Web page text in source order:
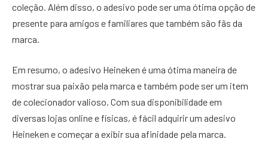
coleção. Além disso, o adesivo pode ser uma ótima opção de
presente para amigos e familiares que também são fãs da
marca.
Em resumo, o adesivo Heineken é uma ótima maneira de
mostrar sua paixão pela marca e também pode ser um item
de colecionador valioso. Com sua disponibilidade em
diversas lojas online e físicas, é fácil adquirir um adesivo
Heineken e começar a exibir sua afinidade pela marca.